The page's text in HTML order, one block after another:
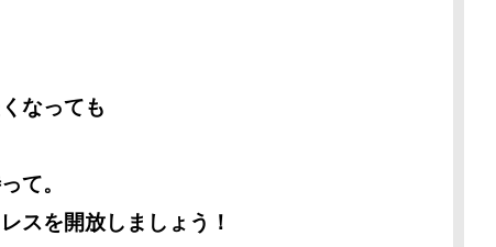
なっても
て。
スを開放しましょう！